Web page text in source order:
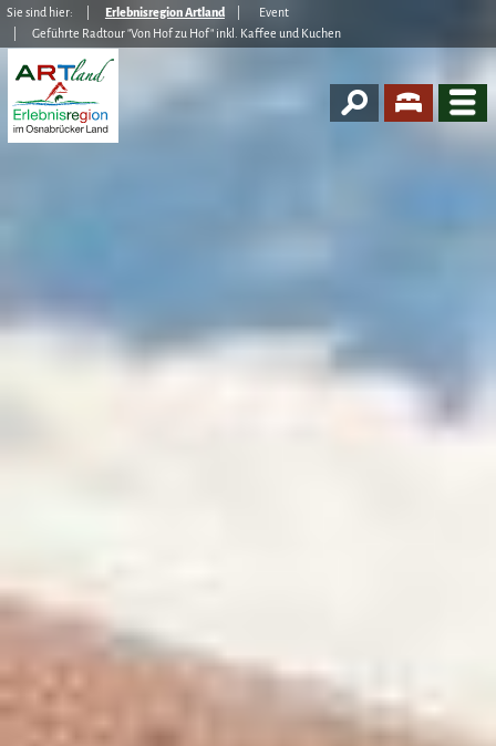
Sie sind hier: Erlebnisregion Artland
Event
Geführte Radtour "Von Hof zu Hof" inkl. Kaffee und Kuchen